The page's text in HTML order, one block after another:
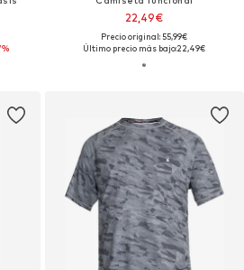
22,49€
Precio original: 55,99€
Último precio más bajo:22,49€